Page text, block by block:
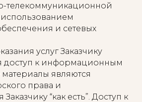
телекоммуникационной
использованием
и сетевых
услуг Заказчику
доступ к информационным
являются
права и
“как есть”. Доступ к